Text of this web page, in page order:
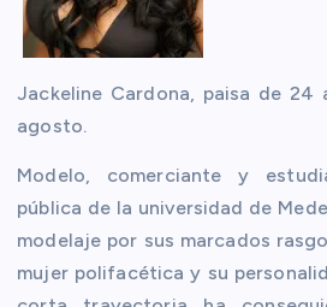
Jackeline Cardona, paisa de
agosto.
Modelo, comerciante y
pública de la universidad de
modelaje por sus marcados
mujer polifacética y su